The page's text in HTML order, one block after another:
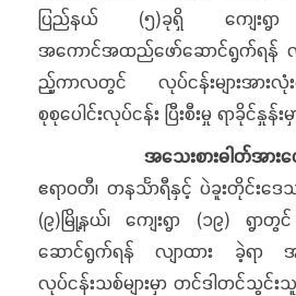
ပြည်နယ် (၅)ခုရှိ ကျေးရွ
အကောင်အထည်ဖော်ဆောင်ရွက်ရန် လ
ည့်ကာလတွင် လုပ်ငန်းများအားလုံးစာ
စုစုပေါင်းလုပ်ငန်း ပြီးစီးမှု ရာခိုင်နှုန်
အသေးစားဓါတ်အားပ
ဧရာဝတီ၊ တနင်္သာရီနှင့် ပဲခူးတိုင်းဒ
(၉)မြို့နယ်၊ ကျေးရွာ (၁၉) ရွာ
ဆောင်ရွက်ရန် လျာထား ခဲ့ရာ
လုပ်ငန်းသစ်များမှာ တင်ဒါတင်သွင်း